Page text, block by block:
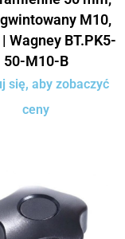
M10,
Wagney BT.PK5-
50-M10-B
się, aby zobaczyć
ceny